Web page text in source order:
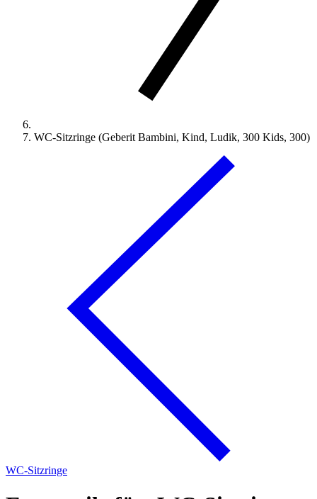
WC-Sitzringe (Geberit Bambini, Kind, Ludik, 300 Kids, 300)
WC-Sitzringe